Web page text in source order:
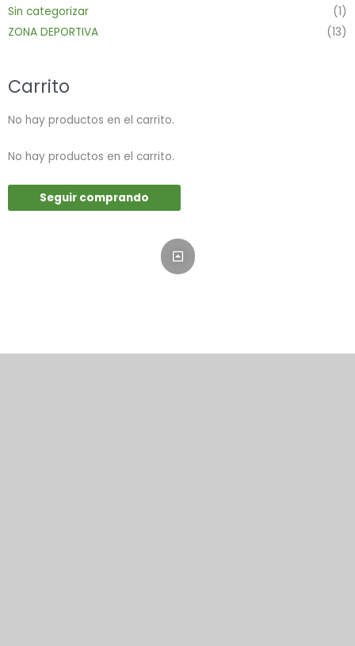
Sin categorizar
(1)
ZONA DEPORTIVA
(13)
Carrito
No hay productos en el carrito.
No hay productos en el carrito.
Seguir comprando